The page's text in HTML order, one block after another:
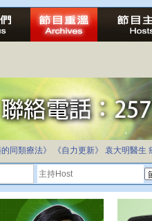
，全民學卷制
同類療法》 《自力更新》 袁大明醫生